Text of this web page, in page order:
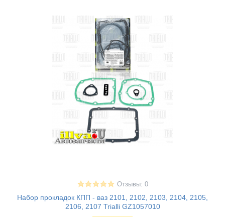
Отзывы: 0
Набор прокладок КПП - ваз 2101, 2102, 2103, 2104, 2105,
2106, 2107 Trialli GZ1057010